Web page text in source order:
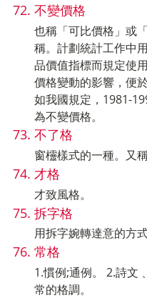
不變價格
也稱「可比價格」或
稱。計劃統計工作中
品價值指標而規定使
價格變動的影響，便
如我國規定，1981-
為不變價格。
不了格
窗欞樣式的一種。又稱
才格
才致風格。
拆字格
用拆字婉轉達意的方式
常格
1.慣例;通例。 2.詩文
常的格調。